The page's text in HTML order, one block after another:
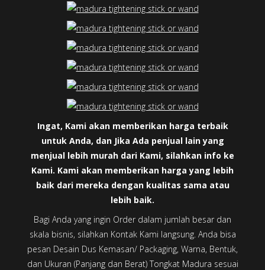
Ingat, Kami akan memberikan harga terbaik
untuk Anda, dan Jika Ada penjual lain yang
menjual lebih murah dari Kami, silahkan info ke
Kami. Kami akan memberikan harga yang lebih
baik dari mereka dengan kualitas sama atau
lebih baik.
Bagi Anda yang ingin Order dalam jumlah besar dan
skala bisnis, silahkan Kontak Kami langsung. Anda bisa
pesan Desain Dus Kemasan/ Packaging, Warna, Bentuk,
dan Ukuran (Panjang dan Berat) Tongkat Madura sesuai